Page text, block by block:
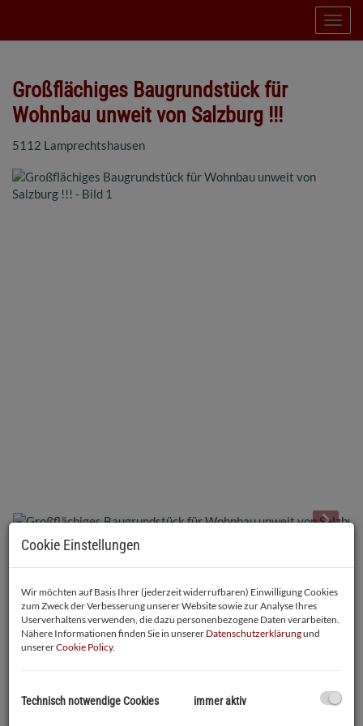
Großflächiges Baugrundstück für
Wohnbau unweit von Salzburg !!!
5112 Lamprechtshausen
Beschreibung
Lage und Nutzung: - Großflächiges Baugrundstück für Wohnbau
- Tolle Lage unweit von Salzburg, mit sehr guten Anbindungen.
Ziel: Erhaltung der Siedlungsstruktur und harmonische
Eingliederung in das Orts- und Landschaftsbild
Wohnbauförderung wäre eventuell möglich.
Cookie Einstellungen
Wir möchten auf Basis Ihrer (jederzeit widerrufbaren) Einwilligung Cookies
zum Zweck der Verbesserung unserer Website sowie zur Analyse Ihres
Userverhaltens verwenden, die dazu personenbezogene Daten verarbeiten.
Nähere Informationen finden Sie in unserer Datenschutzerklärungund
unsererCookie Policy.
Technisch notwendige Cookies immer aktiv